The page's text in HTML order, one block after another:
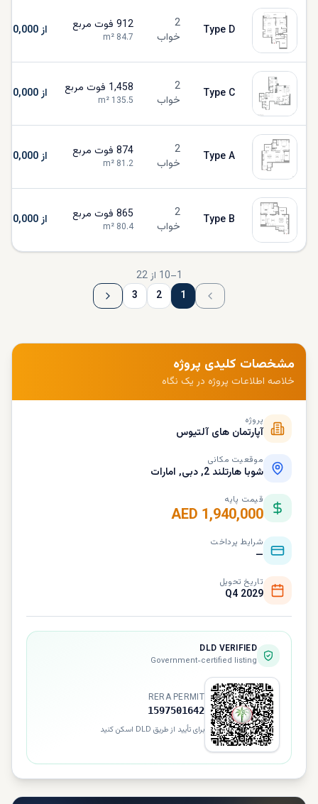
Type D
2
خواب
912 فوت مربع
84.7 از AED 2,010,000
Type C
2
خواب
1,458 فوت مربع
135.5 از AED 2,010,000
Type A
2
خواب
874 فوت مربع
81.2 از AED 2,010,000
Type B
2
خواب
865 فوت مربع
80.4 از AED 2,010,000
1
–
10 از 22
1
2
3
مشخصات کلیدی پروژه
خلاصه اطلاعات پروژه در یک نگاه
پروژه
آپارتمان های آلتیوس
موقعیت مکانی
شوبا هارتلند 2, دبی, امارات
قیمت پایه
AED 1,940,000
شرایط پرداخت
—
تاریخ تحویل
Q4 2029
DLD VERIFIED
Government-certified listing
RERA PERMIT
1597501642
برای تأیید از طریق DLD اسکن کنید